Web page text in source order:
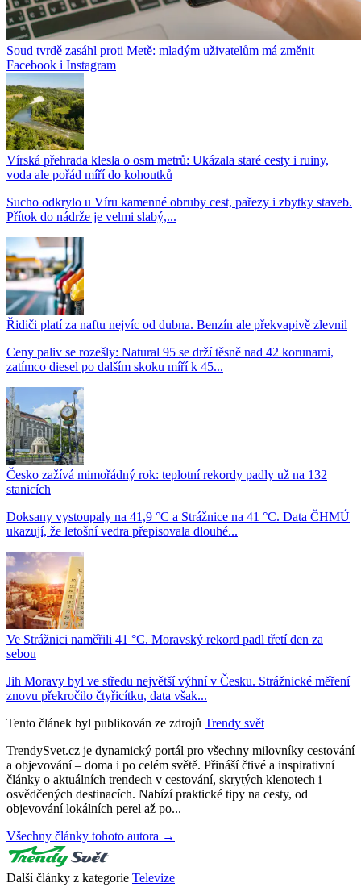
Soud tvrdě zasáhl proti Metě: mladým uživatelům má změnit
Facebook i Instagram
Vírská přehrada klesla o osm metrů: Ukázala staré cesty i ruiny,
voda ale pořád míří do kohoutků
Sucho odkrylo u Víru kamenné obruby cest, pařezy i zbytky staveb.
Přítok do nádrže je velmi slabý,...
Řidiči platí za naftu nejvíc od dubna. Benzín ale překvapivě zlevnil
Ceny paliv se rozešly: Natural 95 se drží těsně nad 42 korunami,
zatímco diesel po dalším skoku míří k 45...
Česko zažívá mimořádný rok: teplotní rekordy padly už na 132
stanicích
Doksany vystoupaly na 41,9 °C a Strážnice na 41 °C. Data ČHMÚ
ukazují, že letošní vedra přepisovala dlouhé...
Ve Strážnici naměřili 41 °C. Moravský rekord padl třetí den za
sebou
Jih Moravy byl ve středu největší výhní v Česku. Strážnické měření
znovu překročilo čtyřicítku, data však...
Tento článek byl publikován ze zdrojů Trendy svět
TrendySvet.cz je dynamický portál pro všechny milovníky cestování
a objevování – doma i po celém světě. Přináší čtivé a inspirativní
články o aktuálních trendech v cestování, skrytých klenotech i
osvědčených destinacích. Nabízí praktické tipy na cesty, od
objevování lokálních perel až po...
Všechny články tohoto autora →
Další články z kategorie Televize